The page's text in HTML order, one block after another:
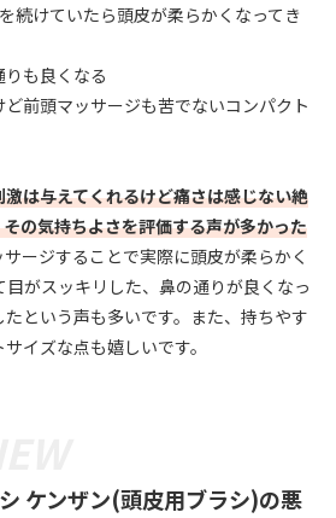
続けていたら頭皮が柔らかくなってき
りも良くなる
ど前頭マッサージも苦でないコンパクト
は与えてくれるけど痛さは感じない絶
の気持ちよさを評価する声が多かった
ージすることで実際に頭皮が柔らかく
がスッキリした、鼻の通りが良くなっ
という声も多いです。また、持ちやす
イズな点も嬉しいです。
ケンザン(頭皮用ブラシ)の悪